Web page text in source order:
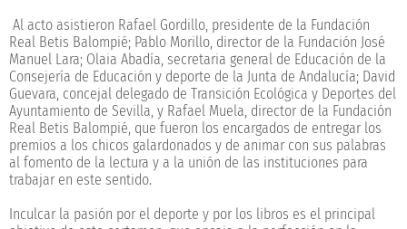
Al acto asistieron Rafael Gordillo, presidente de la Fundación
Real Betis Balompié; Pablo Morillo, director de la Fundación José
Manuel Lara; Olaia Abadía, secretaria general de Educación de la
Consejería de Educación y deporte de la Junta de Andalucía; David
Guevara, concejal delegado de Transición Ecológica y Deportes del
Ayuntamiento de Sevilla, y Rafael Muela, director de la Fundación
Real Betis Balompié, que fueron los encargados de entregar los
premios a los chicos galardonados y de animar con sus palabras
al fomento de la lectura y a la unión de las instituciones para
trabajar en este sentido.
Inculcar la pasión por el deporte y por los libros es el principal